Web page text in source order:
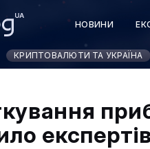
НОВИНИ
КРИПТОВАЛЮТИ ТА УКРАЇНА